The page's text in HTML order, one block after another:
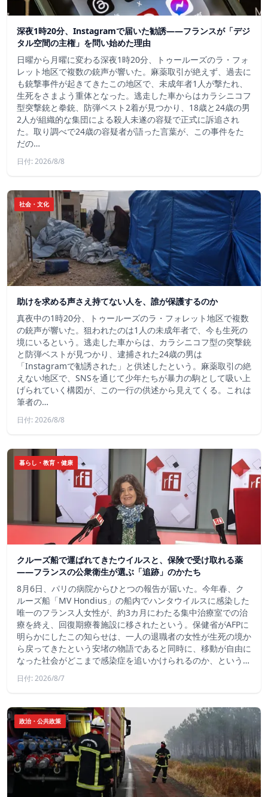
深夜1時20分、Instagramで届いた勧誘――フランスが「デジ
タル空間の主権」を問い始めた理由
日曜から月曜に変わる深夜1時20分、トゥールーズのラ・フォ
レット地区で複数の銃声が響いた。麻薬取引が絶えず、過去に
も銃撃事件が起きてきたこの地区で、未成年者1人が撃たれ、
生死をさまよう重体となった。逃走した車からはカラシニコフ
型突撃銃と拳銃、防弾ベスト2着が見つかり、18歳と24歳の男
2人が組織的な集団による殺人未遂の容疑で正式に訴追され
た。取り調べで24歳の容疑者が語った言葉が、この事件をた
だの…
日付: 2026/8/8
社会・文化
助けを求める声さえ持てない人を、誰が保護するのか
真夜中の1時20分、トゥールーズのラ・フォレット地区で複数
の銃声が響いた。狙われたのは1人の未成年者で、今も生死の
境にいるという。逃走した車からは、カラシニコフ型の突撃銃
と防弾ベストが見つかり、逮捕された24歳の男は
「Instagramで勧誘された」と供述したという。麻薬取引の絶
えない地区で、SNSを通じて少年たちが暴力の駒として吸い上
げられていく構図が、この一行の供述から見えてくる。これは
筆者の…
日付: 2026/8/8
暮らし・教育・健康
クルーズ船で運ばれてきたウイルスと、保険で受け取れる薬
――フランスの公衆衛生が選ぶ「追跡」のかたち
8月6日、パリの病院からひとつの報告が届いた。今年春、ク
ルーズ船「MV Hondius」の船内でハンタウイルスに感染した
唯一のフランス人女性が、約3カ月にわたる集中治療室での治
療を終え、回復期療養施設に移されたという。保健省がAFPに
明らかにしたこの知らせは、一人の退職者の女性が生死の境か
ら戻ってきたという安堵の物語であると同時に、移動が自由に
なった社会がどこまで感染症を追いかけられるのか、という…
日付: 2026/8/7
政治・公共政策